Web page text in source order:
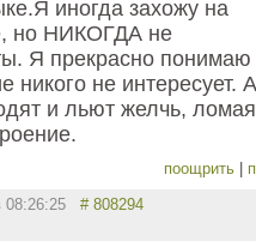
иногда захожу на
но НИКОГДА не
Я прекрасно понимаю
никого не интересует. А
и льют желчь, ломая
поощрить
08:26:25 # 808294